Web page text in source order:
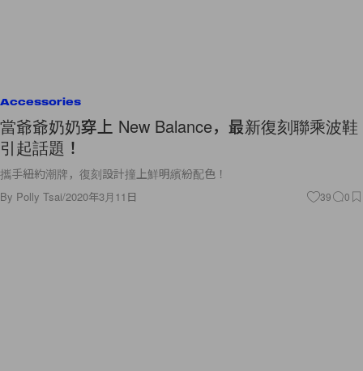
Accessories
當爺爺奶奶穿上 New Balance，最新復刻聯乘波鞋
引起話題！
攜手紐約潮牌，復刻設計撞上鮮明繽紛配色！
By Polly Tsai/2020年3月11日 39 0